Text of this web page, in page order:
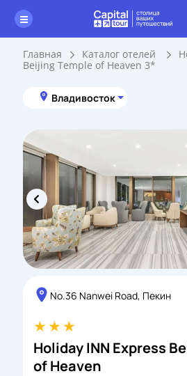
Главная Каталог отелей
Beijing Temple of Heaven 3*
Владивосток
No.36 Nanwei Road, Пекин
Holiday INN Express
of Heaven